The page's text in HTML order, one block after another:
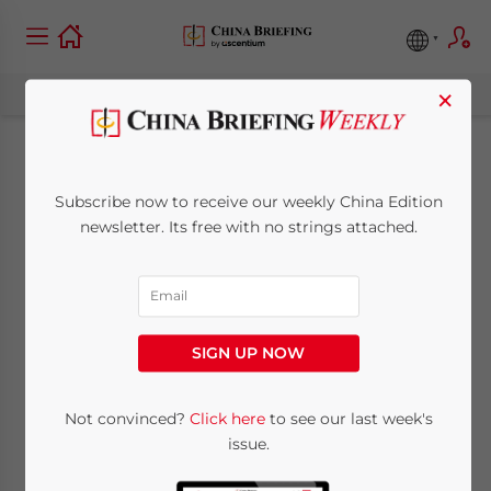
La nuova Legge sulla
Previdenza Sociale
November 24, 2011Posted by
Il 1 luglio 2011, la Cina ha implementato la
Legge”), gli obiettivi del governo attraverso
×
Subscribe now to receive our weekly China Edition
newsletter. Its free with no strings attached.
SIGN UP NOW
Not convinced? Click hereto see our last week's
issue.